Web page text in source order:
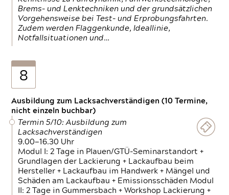
Brems- und Lenktechniken und der grundsätzlichen
Vorgehensweise bei Test- und Erprobungsfahrten.
Zudem werden Flaggenkunde, Ideallinie,
Notfallsituationen und…
8
Ausbildung zum Lacksachverständigen (10 Termine,
nicht einzeln buchbar)
Termin 5/10: Ausbildung zum
Lacksachverständigen
9.00—16.30 Uhr
Modul I: 2 Tage in Plauen/GTÜ-Seminarstandort +
Grundlagen der Lackierung + Lackaufbau beim
Hersteller + Lackaufbau im Handwerk + Mängel und
Schäden am Lackaufbau + Emissionsschäden Modul
II: 2 Tage in Gummersbach + Workshop Lackierung +